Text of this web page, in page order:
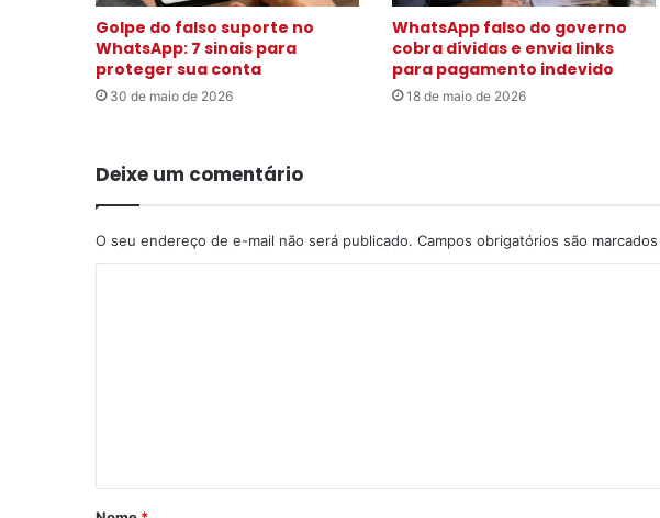
Golpe do falso suporte no
WhatsApp: 7 sinais para
proteger sua conta
30 de maio de 2026
WhatsApp falso do governo
cobra dívidas e envia links
para pagamento indevido
18 de maio de 2026
Deixe um comentário
O seu endereço de e-mail não será publicado. Campos obrigatórios são
r